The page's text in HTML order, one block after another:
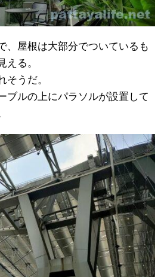
、屋根は大部分でついているも
える。
そうだ。
ブルの上にパラソルが設置して